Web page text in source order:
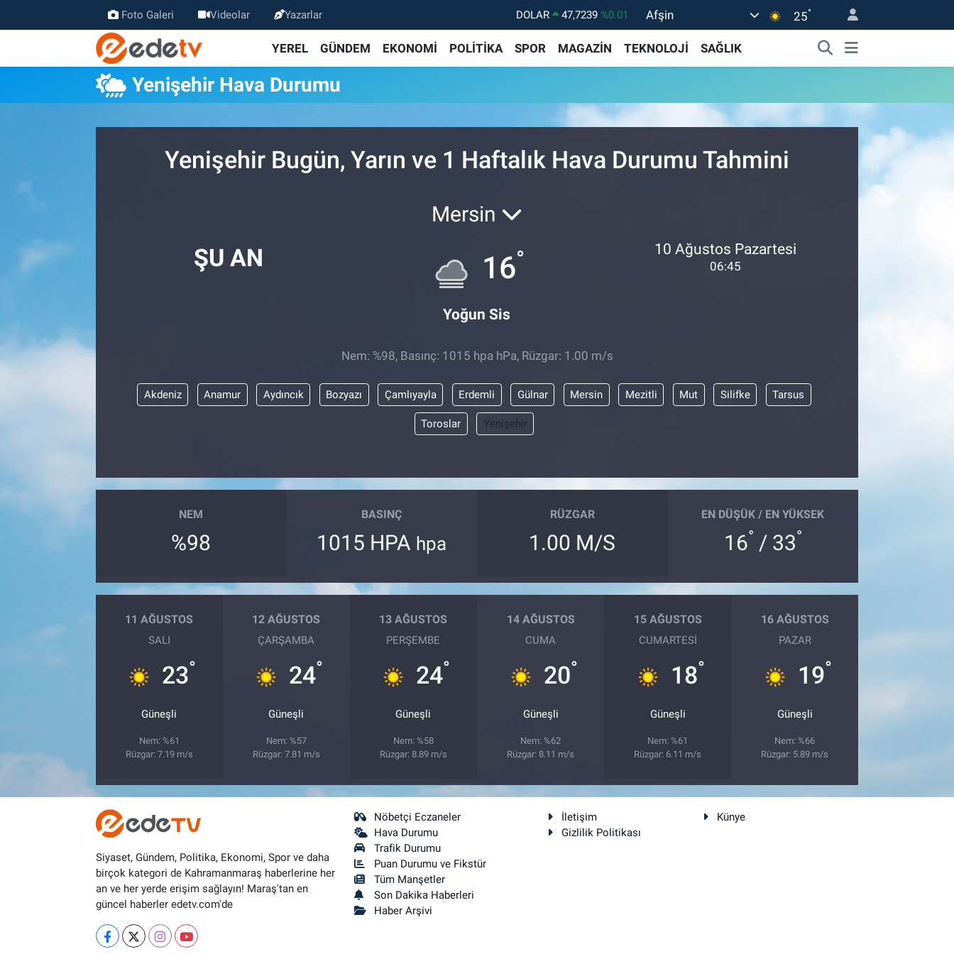
Foto Galeri Videolar Yazarlar DOLAR 47,7239 %0.01
EURO
55,1823
%-0.06
STERLİN
64,4329 %-0.02
BİST100
13.779 %-14
Afşin 25°
YEREL GÜNDEM EKONOMİ POLİTİKA SPOR MAGAZİN TEKNOLOJİ SAĞLIK
Yenişehir Hava Durumu
Yenişehir Bugün, Yarın ve 1 Haftalık Hava Durumu Tahmini
ŞU AN
Mersin
16°
Yoğun Sis
10 Ağustos Pazartesi
06:45
Nem: %98, Basınç: 1015 hpa hPa, Rüzgar: 1.00 m/s
Akdeniz Anamur Aydıncık Bozyazı Çamlıyayla Erdemli Gülnar Mersin Mezitli Mut Silifke Tarsus
Toroslar Yenişehir
NEM
%98
BASINÇ
1015 HPA hpa
RÜZGAR
1.00 M/S
EN DÜŞÜK / EN YÜKSEK
16° / 33°
11 AĞUSTOS
SALI
23°
Güneşli
Nem: %61
Rüzgar: 7.19 m/s
12 AĞUSTOS
ÇARŞAMBA
24°
Güneşli
Nem: %57
Rüzgar: 7.81 m/s
13 AĞUSTOS
PERŞEMBE
24°
Güneşli
Nem: %58
Rüzgar: 8.89 m/s
14 AĞUSTOS
CUMA
20°
Güneşli
Nem: %62
Rüzgar: 8.11 m/s
15 AĞUSTOS
CUMARTESI
18°
Güneşli
Nem: %61
Rüzgar: 6.11 m/s
16 AĞUSTOS
PAZAR
19°
Güneşli
Nem: %66
Rüzgar: 5.89 m/s
Siyaset, Gündem, Politika, Ekonomi, Spor ve daha
birçok kategori de Kahramanmaraş haberlerine her
an ve her yerde erişim sağlayın! Maraş'tan en
güncel haberler edetv.com'de
Nöbetçi Eczaneler
Hava Durumu
Trafik Durumu
Puan Durumu ve Fikstür
Tüm Manşetler
Son Dakika Haberleri
Haber Arşivi
İletişim
Künye
Gizlilik Politikası